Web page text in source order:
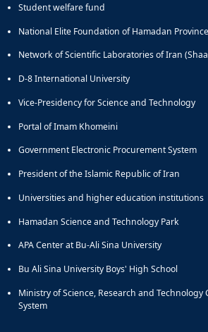
Student welfare fund
National Elite Foundation of Hamadan Province
Network of Scientific Laboratories of Iran
D-8 International University
Vice-Presidency for Science and Technology
Portal of Imam Khomeini
Government Electronic Procurement System
President of the Islamic Republic of Iran
Universities and higher education institutions
Hamadan Science and Technology Park
APA Center at Bu-Ali Sina University
Bu Ali Sina University Boys' High School
Ministry of Science, Research and Technology
System